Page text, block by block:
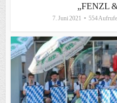
„FENZL
7. Juni 2021 554 Aufrufe